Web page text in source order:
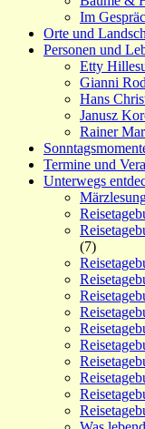
Im
Orte und
Personen und
Etty
Gianni
Hans
Janusz
Rainer
Termine und
Unterwegs
(7)